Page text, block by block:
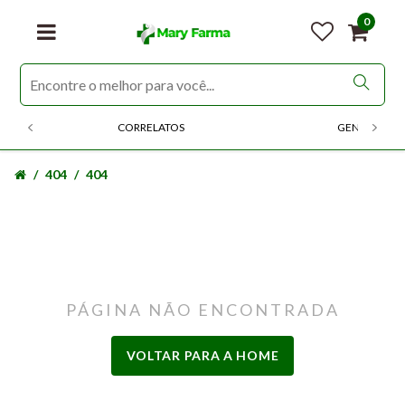
0
CORRELATOS GENERICOS
404 404
PÁGINA NÃO ENCONTRADA
VOLTAR PARA A HOME